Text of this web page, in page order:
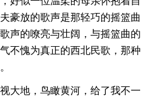
豪放的歌声是那轻巧的摇篮曲
声的嘹亮与壮阔，与摇篮曲的
不愧为真正的西北民歌，那种
地，鸟瞰黄河，给了我不一